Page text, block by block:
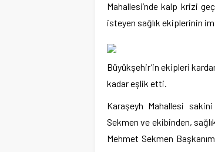
Mahallesi’nde kalp krizi
isteyen sağlık ekiplerinin
Büyükşehir’in ekipleri
kadar eşlik etti.
Karaşeyh Mahallesi
Sekmen ve ekibinden,
Mehmet Sekmen